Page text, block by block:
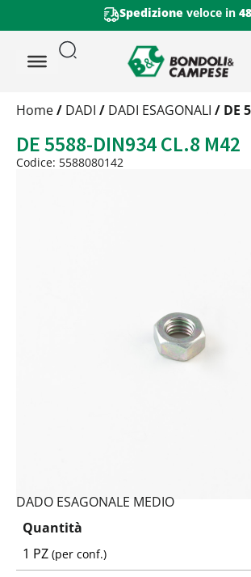
Spedizione veloce in
Trattamento
Peso
Quantità
Home/ DADI / DADI ESAGONALI / DE
DE 5588-DIN934 CL.8 M42
Codice: 5588080142
DADO ESAGONALE MEDIO
Quantità
1 PZ(per conf.)